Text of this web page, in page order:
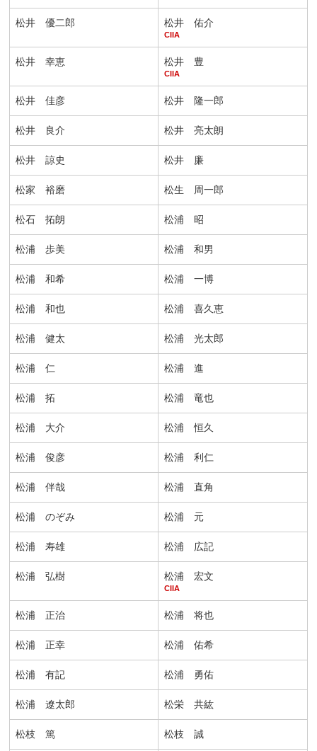
松井 優二郎 松井 佑介
CIIA
松井 幸恵 松井 豊
CIIA
松井 佳彦 松井 隆一郎
松井 良介 松井 亮太朗
松井 諒史 松井 廉
松家 裕磨 松生 周一郎
松石 拓朗 松浦 昭
松浦 歩美 松浦 和男
松浦 和希 松浦 一博
松浦 和也 松浦 喜久恵
松浦 健太 松浦 光太郎
松浦 仁 松浦 進
松浦 拓 松浦 竜也
松浦 大介 松浦 恒久
松浦 俊彦 松浦 利仁
松浦 伴哉 松浦 直角
松浦 のぞみ 松浦 元
松浦 寿雄 松浦 広記
松浦 弘樹 松浦 宏文
CIIA
松浦 正治 松浦 将也
松浦 正幸 松浦 佑希
松浦 有記 松浦 勇佑
松浦 遼太郎 松栄 共紘
松枝 篤 松枝 誠